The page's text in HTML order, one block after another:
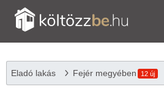
Eladó lakás Fejér megyében 12 új